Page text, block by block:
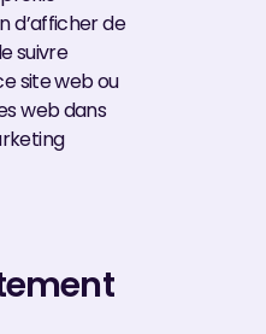
d’afficher de
suivre
site web ou
web dans